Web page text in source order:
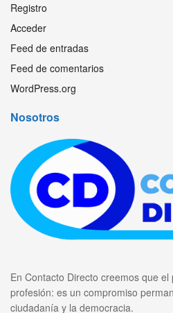
Registro
Acceder
Feed de entradas
Feed de comentarios
WordPress.org
Nosotros
En Contacto Directo creemos que
profesión: es un compromiso
ciudadanía y la democracia.